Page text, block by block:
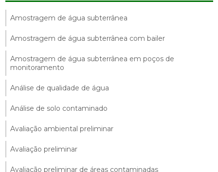
Amostragem de água subterrânea
Amostragem de água subterrânea com bailer
Amostragem de água subterrânea em poços de
monitoramento
Análise de qualidade de água
Análise de solo contaminado
Avaliação ambiental preliminar
Avaliação preliminar
Avaliação preliminar de áreas contaminadas